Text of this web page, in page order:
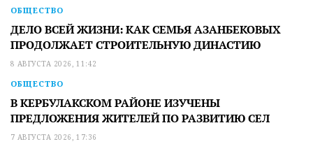
ОБЩЕСТВО
ДЕЛО ВСЕЙ ЖИЗНИ: КАК СЕМЬЯ АЗАНБЕКОВЫХ
ПРОДОЛЖАЕТ СТРОИТЕЛЬНУЮ ДИНАСТИЮ
8 АВГУСТА 2026, 11:42
ОБЩЕСТВО
В КЕРБУЛАКСКОМ РАЙОНЕ ИЗУЧЕНЫ
ПРЕДЛОЖЕНИЯ ЖИТЕЛЕЙ ПО РАЗВИТИЮ СЕЛ
7 АВГУСТА 2026, 17:36